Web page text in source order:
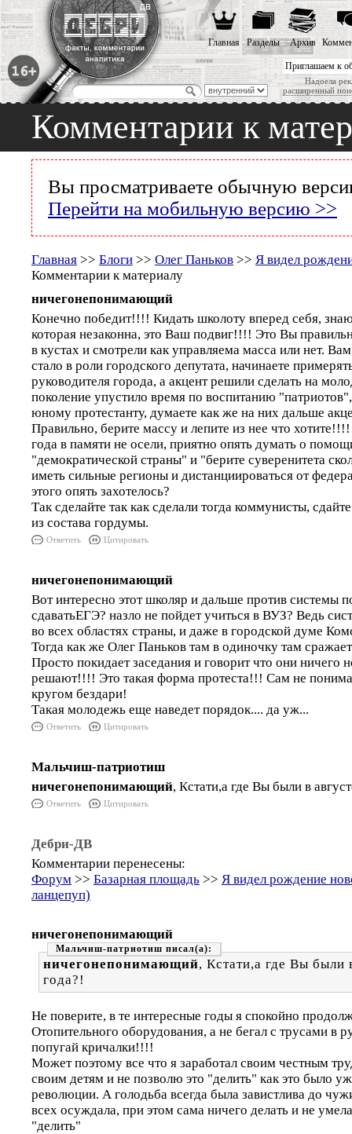
Приглашаем к
Надоела
расширенный
Главная Разделы Архив
Комментарии к
Вы просматриваете обычную
Перейти на мобильную версию >>
Главная >> Блоги >> Олег Паньков >> Я видел
Комментарии к материалу
ничегонепонимающий
Конечно победит!!!! Кидать школоту вперед себя,
которая незаконна, это Ваш подвиг!!!! Это Вы
в кустах и смотрели как управляема масса или нет.
стало в роли городского депутата, начинаете
руководителя города, а акцент решили сделать на
поколение упустило время по воспитанию
юному протестанту, думаете как же на них дальше
Правильно, берите массу и лепите из нее что
года в памяти не осели, приятно опять думать о
"демократической страны" и "берите суверенитета
иметь сильные регионы и дистанциироваться от
этого опять захотелось?
Так сделайте так как сделали тогда коммунисты,
из состава гордумы.
Ответить Цитировать
ничегонепонимающий
Вот интересно этот школяр и дальше против системы
сдаватьЕГЭ? назло не пойдет учиться в ВУЗ? Ведь
во всех областях страны, и даже в городской думе
Тогда как же Олег Паньков там в одиночку там
Просто покидает заседания и говорит что они ничего
решают!!!! Это такая форма протеста!!! Сам не
кругом бездари!
Такая молодежь еще наведет порядок.... да уж...
Ответить Цитировать
Мальчиш-патриотиш
ничегонепонимающий, Кстати,а где Вы были в
Ответить Цитировать
Дебри-ДВ
Комментарии перенесены:
Форум >> Базарная площадь >> Я видел рождение
ланцепуп)
ничегонепонимающий
Мальчиш-патриотиш
ничегонепонимающий, Кстати,а где Вы были
года?!
Не поверите, в те интересные годы я спокойно
Отопительного оборудования, а не бегал с трусами в
попугай кричалки!!!!
Может поэтому все что я заработал своим честным
своим детям и не позволю это "делить" как это было
революции. А голодьба всегда была завистлива до
всех осуждала, при этом сама ничего делать и не
"делить"